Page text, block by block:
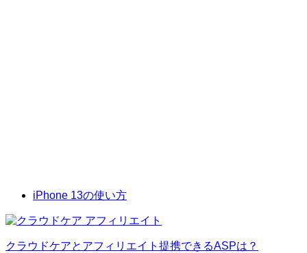
iPhone 13の使い方
クラウドケアとアフィリエイト提携できるASPは？